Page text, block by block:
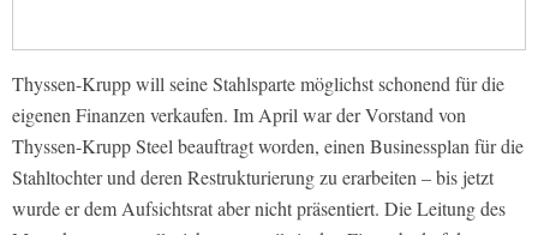
Thyssen-Krupp will seine Stahlsparte möglichst schonend für die
eigenen Finanzen verkaufen. Im April war der Vorstand von
Thyssen-Krupp Steel beauftragt worden, einen Businessplan für die
Stahltochter und deren Restrukturierung zu erarbeiten – bis jetzt
wurde er dem Aufsichtsrat aber nicht präsentiert. Die Leitung des